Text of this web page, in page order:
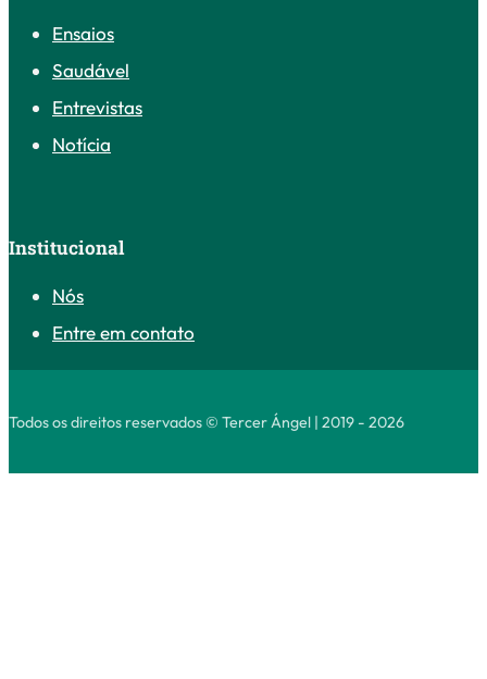
Ensaios
Saudável
Entrevistas
Notícia
Institucional
Nós
Entre em contato
Todos os direitos reservados © Tercer Ángel | 2019 - 2026